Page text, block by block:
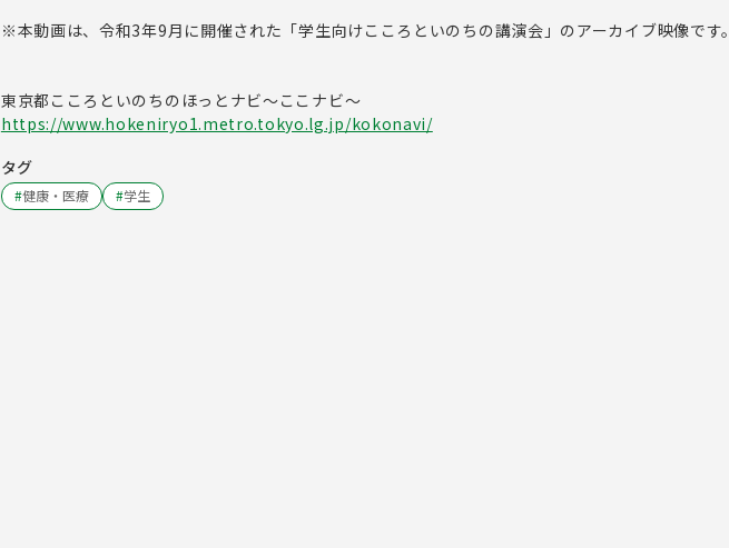
※本動画は、令和3年9月に開催された「学生向けこころといのちの講演会」のアーカイブ映像です。
東京都こころといのちのほっとナビ～ここナビ～
https://www.hokeniryo1.metro.tokyo.lg.jp/kokonavi/
タグ
#健康・医療 #学生